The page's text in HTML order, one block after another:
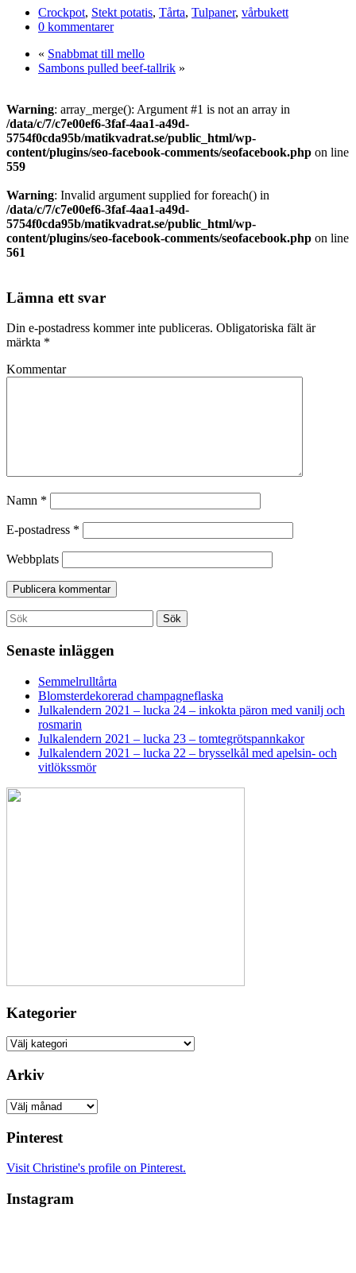
Crockpot, Stekt potatis, Tårta, Tulpaner, vårbukett
0 kommentarer
« Snabbmat till mello
Sambons pulled beef-tallrik »
Warning: array_merge(): Argument #1 is not an array in
/data/c/7/c7e00ef6-3faf-4aa1-a49d-
5754f0cda95b/matikvadrat.se/public_html/wp-
content/plugins/seo-facebook-comments/seofacebook.php on line
559
Warning: Invalid argument supplied for foreach() in
/data/c/7/c7e00ef6-3faf-4aa1-a49d-
5754f0cda95b/matikvadrat.se/public_html/wp-
content/plugins/seo-facebook-comments/seofacebook.php on line
561
Lämna ett svar
Din e-postadress kommer inte publiceras. Obligatoriska fält är
märkta *
Kommentar
Namn *
E-postadress *
Webbplats
Search
for:
Sök
Senaste inläggen
Semmelrulltårta
Blomsterdekorerad champagneflaska
Julkalendern 2021 – lucka 24 – inkokta päron med vanilj och
rosmarin
Julkalendern 2021 – lucka 23 – tomtegrötspannkakor
Julkalendern 2021 – lucka 22 – brysselkål med apelsin- och
vitlökssmör
Kategorier
Kategorier
Arkiv
Arkiv
Pinterest
Visit Christine's profile on Pinterest.
Instagram